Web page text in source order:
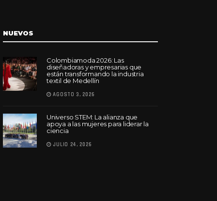
NUEVOS
Colombiamoda 2026: Las
diseñadoras y empresarias que
están transformando la industria
textil de Medellín
AGOSTO 3, 2026
Universo STEM: La alianza que
apoya a las mujeres para liderar la
ciencia
JULIO 24, 2026